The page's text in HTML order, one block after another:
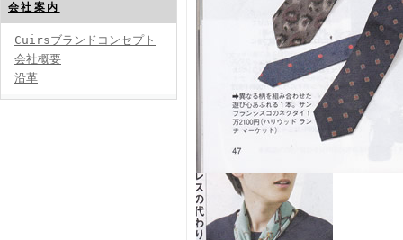
会社案内
Cuirsブランドコンセプト
会社概要
沿革